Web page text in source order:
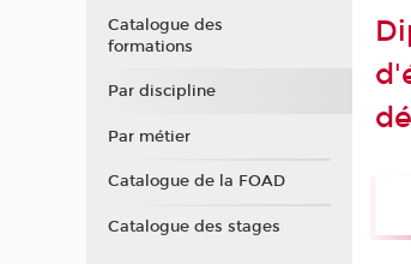
Catalogue des
formations
Par discipline
Par métier
Catalogue de la FOAD
Catalogue des stages